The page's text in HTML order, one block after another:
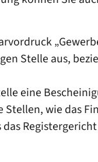
Stelle aus,
eine
wie das